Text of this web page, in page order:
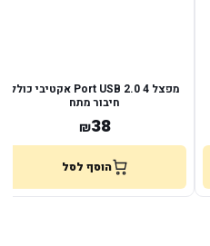
מפצל 4 Port USB 2.0 אקטיבי כולל
חיבור מתח
₪38
הוסף לסל